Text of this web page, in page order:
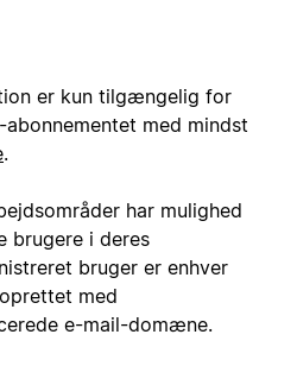
er kun tilgængelig for
med mindst
.
har mulighed
brugere i deres
bruger er enhver
med
e-mail-domæne.